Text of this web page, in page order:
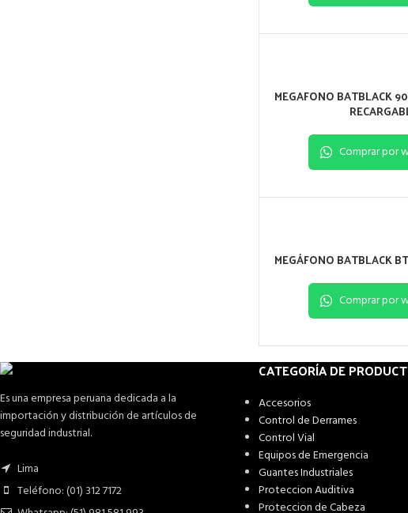
MEGAFONO BATBLACK
Comprar por
MEGÁFONO BATBLACK
Comprar por
Es una empresa peruana dedicada a la
importación y distribución de artículos de
seguridad industrial.
Lima
Teléfono: (01) 312 7172
CATEGORÍA DE
Accesorios
Control de Derrames
Control Vial
Equipos de Emergencia
Guantes Industriales
Proteccion Auditiva
Proteccion de Cabeza